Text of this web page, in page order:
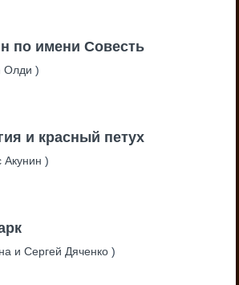
по имени Совесть
Олди)
и красный петух
Акунин)
и Сергей Дяченко)